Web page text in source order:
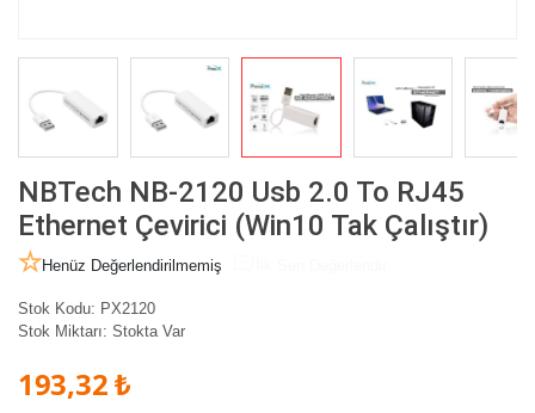
NBTech NB-2120 Usb 2.0 To RJ45
Ethernet Çevirici (Win10 Tak Çalıştır)
Henüz Değerlendirilmemiş
Stok Kodu: PX2120
Stok Miktarı: Stokta Var
193,32 ₺